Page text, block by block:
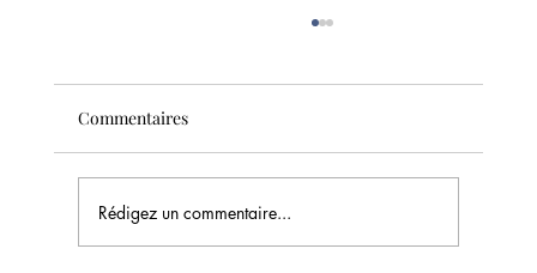
Commentaires
Rédigez un commentaire...